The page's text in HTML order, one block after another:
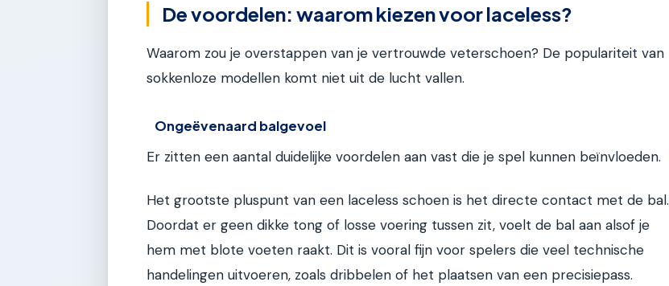
De voordelen: waarom kiezen voor laceless?
Waarom zou je overstappen van je vertrouwde veterschoen? De populariteit van
sokkenloze modellen komt niet uit de lucht vallen.
Ongeëvenaard balgevoel
Er zitten een aantal duidelijke voordelen aan vast die je spel kunnen beïnvloeden.
Het grootste pluspunt van een laceless schoen is het directe contact met de bal.
Doordat er geen dikke tong of losse voering tussen zit, voelt de bal aan alsof je
hem met blote voeten raakt. Dit is vooral fijn voor spelers die veel technische
handelingen uitvoeren, zoals dribbelen of het plaatsen van een precisiepass.